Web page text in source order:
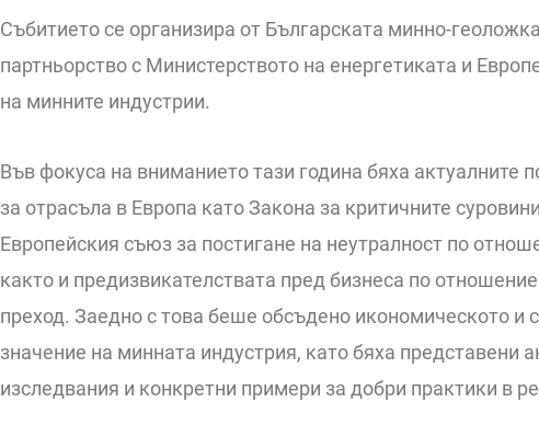
Събитието се организира от Българската минно-
партньорство с Министерството на енергетиката и
на минните индустрии.
Във фокуса на вниманието тази година бяха актуалните
за отрасъла в Европа като Закона за критичните
Европейския съюз за постигане на неутралност по
както и предизвикателствата пред бизнеса по
преход. Заедно с това беше обсъдено икономическото и
значение на минната индустрия, като бяха представени
изследвания и конкретни примери за добри практики в